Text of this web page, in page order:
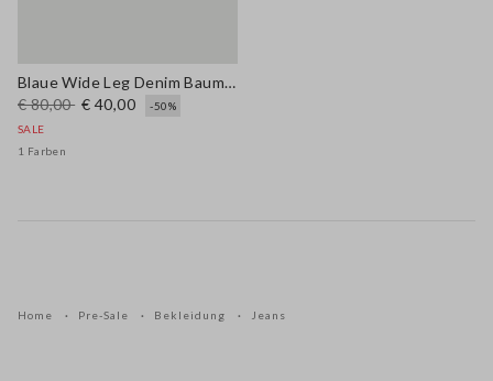
Blaue Wide Leg Denim Baumwollmischung Hose
€ 80,00 € 40,00
-50%
SALE
1 Farben
Home Pre-Sale Bekleidung Jeans